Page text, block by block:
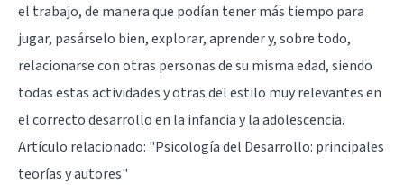
el trabajo, de manera que podían tener más tiempo para
jugar, pasárselo bien, explorar, aprender y, sobre todo,
relacionarse con otras personas de su misma edad, siendo
todas estas actividades y otras del estilo muy relevantes en
el correcto desarrollo en la infancia y la adolescencia.
Artículo relacionado: "Psicología del Desarrollo: principales
teorías y autores"